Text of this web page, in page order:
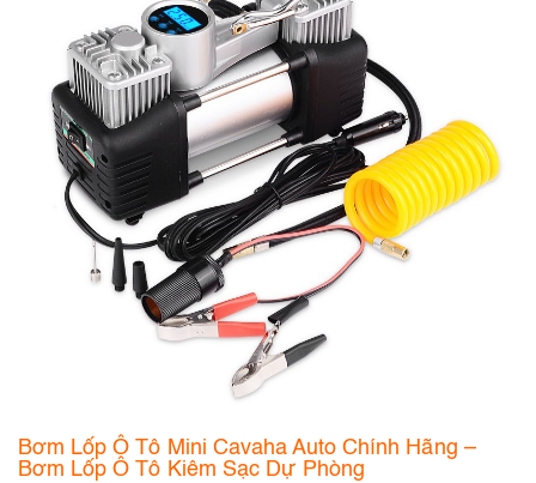
Bơm Lốp Ô Tô Mini Cavaha Auto Chính Hãng –
Bơm Lốp Ô Tô Kiêm Sạc Dự Phòng